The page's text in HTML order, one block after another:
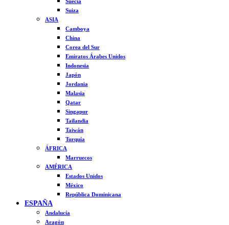
Suiza
ASIA
Camboya
China
Corea del Sur
Emiratos Árabes Unidos
Indonesia
Japón
Jordania
Malasia
Qatar
Singapur
Tailandia
Taiwán
Turquía
ÁFRICA
Marruecos
AMÉRICA
Estados Unidos
México
República Dominicana
ESPAÑA
Andalucía
Aragón